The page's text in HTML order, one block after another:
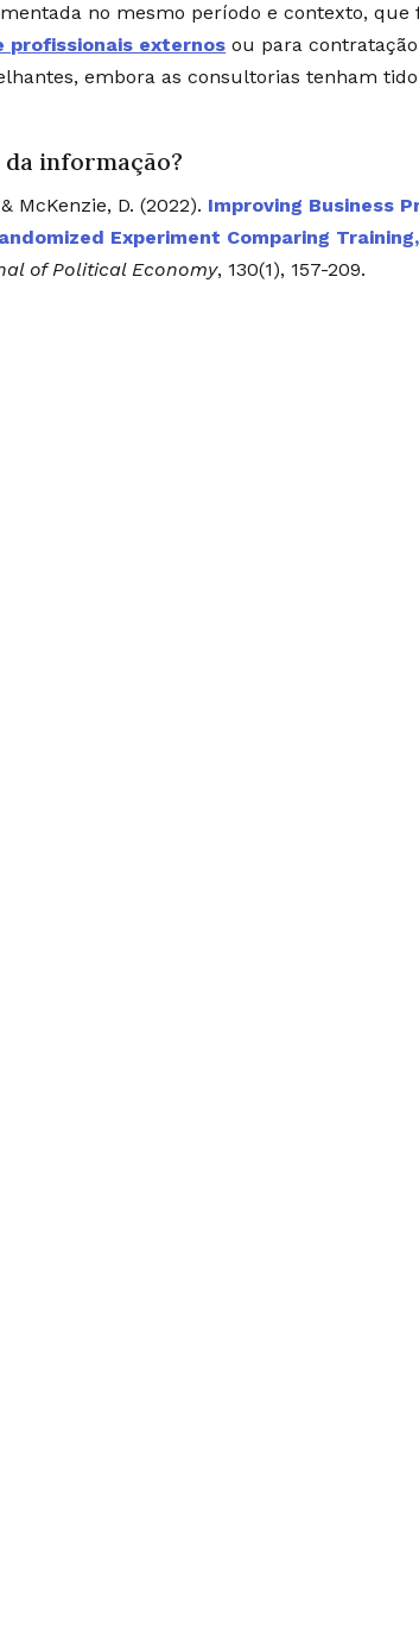
no mesmo período e contexto, que
profissionais externos ou para
embora as consultorias tenham
informação?
McKenzie, D. (2022). Improving Business
Experiment Comparing
of Political Economy, 130(1), 157-209.